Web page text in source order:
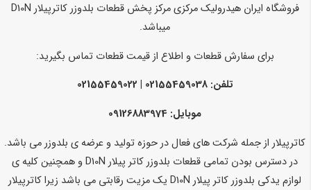
فروشگاه ایران هیدرولیک مرکزی مرکز پخش قطعات بلدوزر کاترپیلار D10N
میباشد.
برای سفارش قطعات و اطلاع از قیمت قطعات تماس بگیرید:
تلفن: 02155459038 | 02155459022
موبایل: 09126883974
کاترپیلار از جمله شرکت های فعال در حوزه تولید و عرضه ی بلدوزر می باشد.
در دسترس بودن تمامی قطعات بلدوزر کاتر پیلار D10N و همچنین کلیه ی
لوازم یدکی بلدوزر کاتر پیلار D10N یک مزیت رقابتی می باشد زیرا کاترپیلار